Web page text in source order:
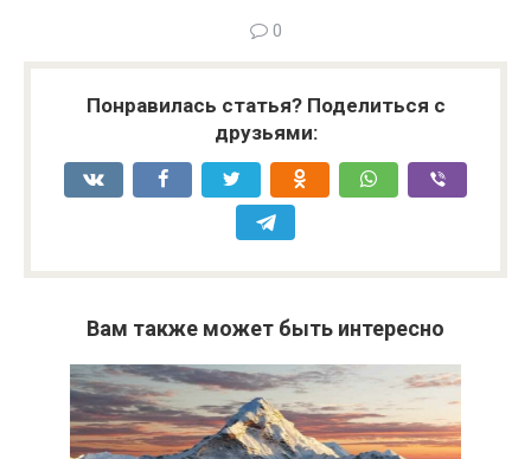
0
Понравилась статья? Поделиться с
друзьями:
Вам также может быть интересно